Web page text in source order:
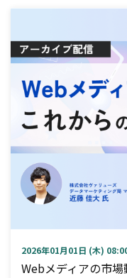
2026年01月01日 (木)
Webメディアの市